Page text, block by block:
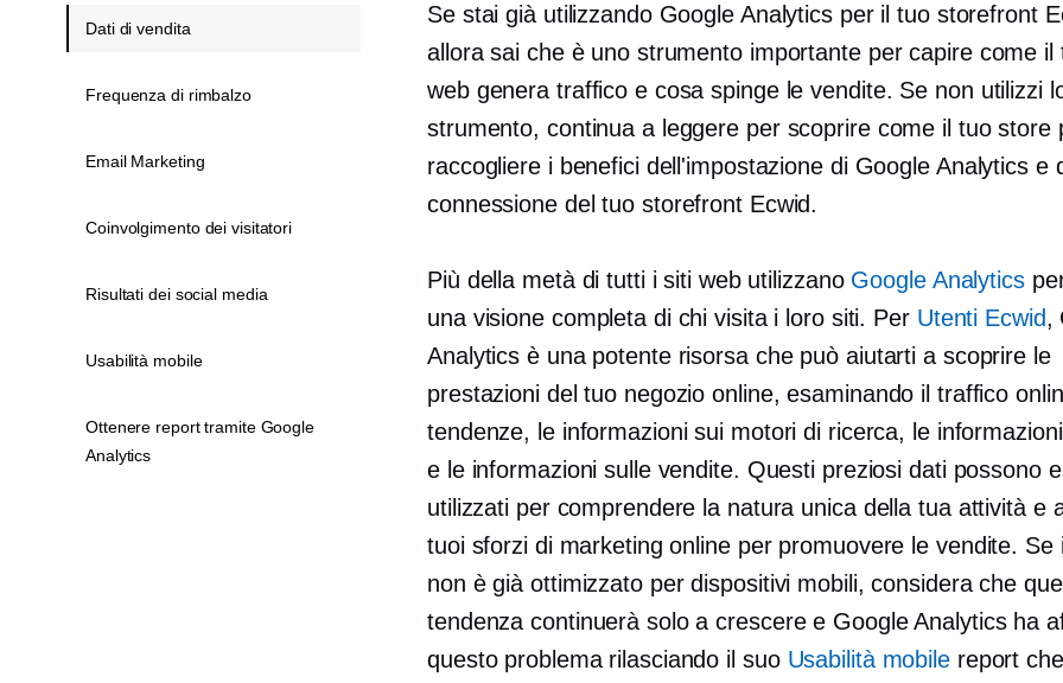
Se stai già utilizzando Google Analytics per il tuo storefront
allora sai che è uno strumento importante per capire come il
web genera traffico e cosa spinge le vendite. Se non utilizzi
strumento, continua a leggere per scoprire come il tuo store
raccogliere i benefici dell'impostazione di Google Analytics e
connessione del tuo storefront Ecwid.
Più della metà di tutti i siti web utilizzano Google Analytics
una visione completa di chi visita i loro siti. Per Utenti Ecwid,
Analytics è una potente risorsa che può aiutarti a scoprire le
prestazioni del tuo negozio online, esaminando il traffico
tendenze, le informazioni sui motori di ricerca, le
e le informazioni sulle vendite. Questi preziosi dati possono
utilizzati per comprendere la natura unica della tua attività e
tuoi sforzi di marketing online per promuovere le vendite. Se
non è giàottimizzato per dispositivi mobili, considera che
tendenza continuerà solo a crescere e Google Analytics ha
questo problema rilasciando il suo Usabilità mobilereport che
Dati di vendita
Frequenza di rimbalzo
Email Marketing
Coinvolgimento dei visitatori
Risultati dei social media
Usabilità mobile
Ottenere report tramite Google
Analytics